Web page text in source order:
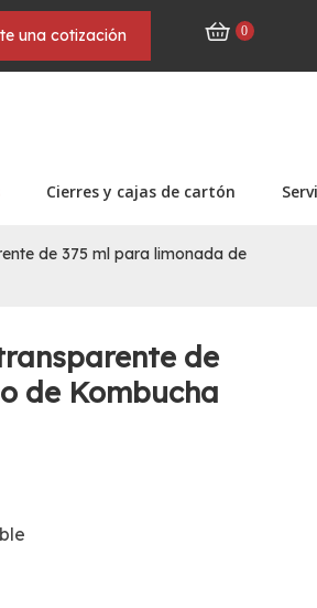
una cotización 0
Cierres y cajas de cartón
de 375 ml para limonada de
de
de Kombucha